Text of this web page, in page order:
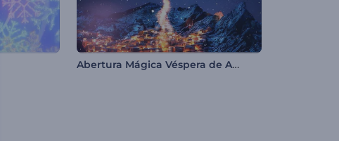
Abertura Mágica Véspera de Ano Novo